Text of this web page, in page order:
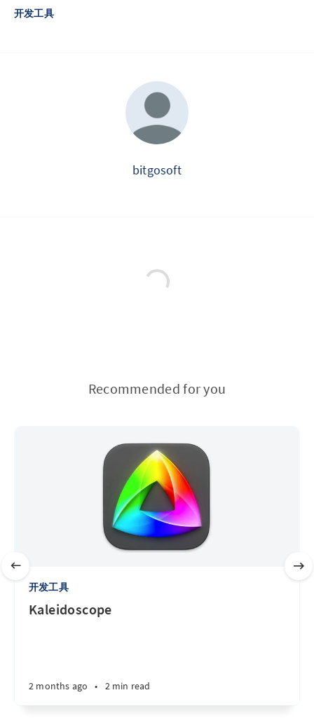
开发工具
bitgosoft
Recommended for you
开发工具
Kaleidoscope
2 months ago • 2 min read